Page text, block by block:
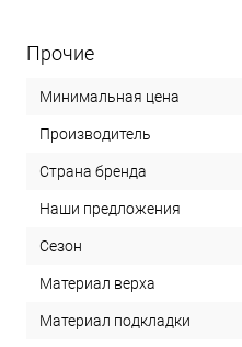
Прочие
Минимальная цена
Производитель
Страна бренда
Наши предложения
Сезон
Материал верха
Материал подкладки